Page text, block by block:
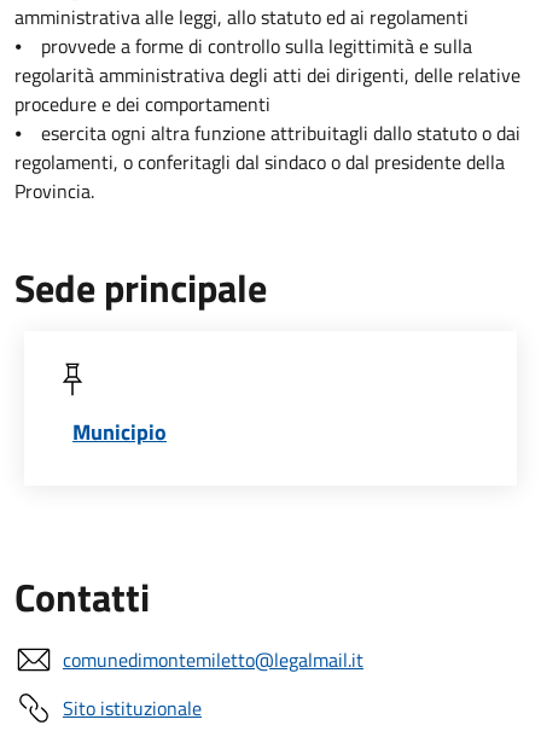
amministrativa alle leggi, allo statuto ed ai regolamenti
⦁ provvede a forme di controllo sulla legittimità e sulla
regolarità amministrativa degli atti dei dirigenti, delle relative
procedure e dei comportamenti
⦁ esercita ogni altra funzione attribuitagli dallo statuto o dai
regolamenti, o conferitagli dal sindaco o dal presidente della
Provincia.
Sede principale
Municipio
Contatti
comunedimontemiletto@legalmail.it
Sito istituzionale